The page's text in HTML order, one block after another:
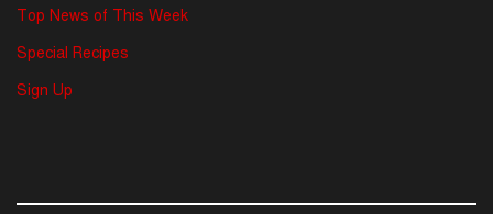
Top News of This Week
Special Recipes
Sign Up